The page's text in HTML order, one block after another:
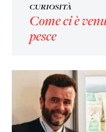
CURIOSITÀ
Come ci è
pesce